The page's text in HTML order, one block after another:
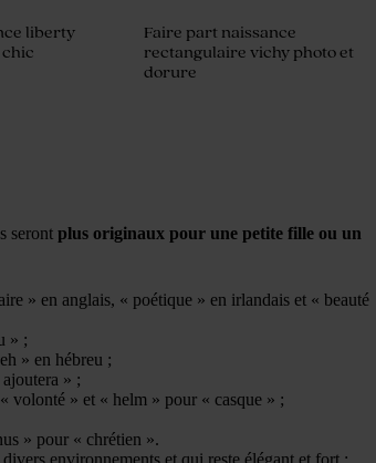
liberty
Faire part naissance
rectangulaire vichy photo et
dorure
seront plus originaux pour une petite fille ou un
» en anglais, « poétique » en irlandais et « beauté
» ;
» en hébreu ;
» ;
volonté » et « helm » pour « casque » ;
» pour « chrétien ».